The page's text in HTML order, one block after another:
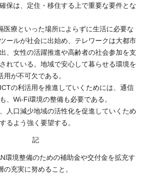
保は、定住・移住する上で重要な要件とな
医療といった場所によらずに生活に必要な
ールが社会に出始め、テレワークは大都市
、女性の活躍推進や高齢者の社会参加を支
れている。地域で安心して暮らせる環境を
が不可欠である。
の利活用を推進していくためには、通信
、Wi-Fi環境の整備も必要である。
人口減少地域の活性化を促進していくため
るよう強く要望する。
記
境整備のための補助金や交付金を拡充す
充実に努めること。